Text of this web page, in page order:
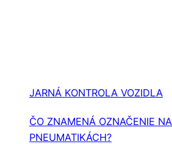
JARNÁ KONTROLA VOZIDLA
ČO ZNAMENÁ OZNAČENIE NA
PNEUMATIKÁCH?